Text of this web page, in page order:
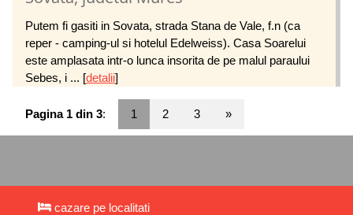
Putem fi gasiti in Sovata, strada Stana de Vale, f.n (ca
reper - camping-ul si hotelul Edelweiss). Casa Soarelui
este amplasata intr-o lunca insorita de pe malul paraului
Sebes, i ... [detalii]
Pagina 1 din 3: 1 2 3 »
cazare pe localitati